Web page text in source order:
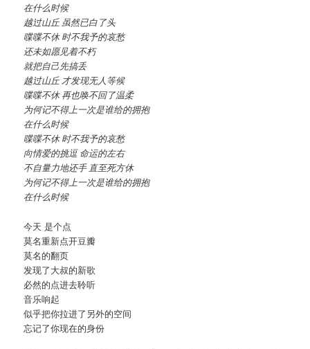
在什么时候
越过山丘 虽然已白了头
喋喋不休 时不我予的哀愁
还未如愿见着不朽
就把自己先搞丢
越过山丘 才发现无人等候
喋喋不休 再也唤不回了温柔
为何记不得上一次是谁给的拥抱
在什么时候
喋喋不休 时不我予的哀愁
向情爱的挑逗 命运的左右
不自量力地还手 直至死方休
为何记不得上一次是谁给的拥抱
在什么时候
今天 是个点
莫名重新点开豆瓣
莫名的翻页
发现了大叔的新歌
必然的点进去聆听
音乐响起
似乎把你拉进了另外的空间
忘记了你现在的身份